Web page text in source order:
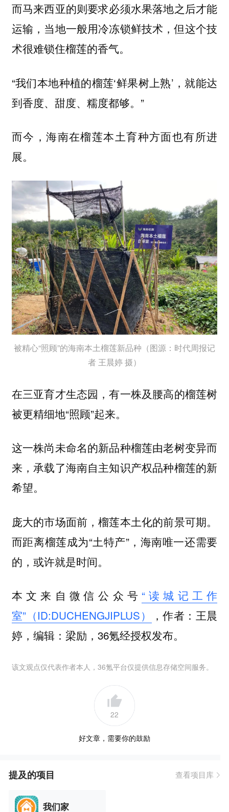
而马来西亚的则要求必须水果落地之后才能
运输，当地一般用冷冻锁鲜技术，但这个技
术很难锁住榴莲的香气。
“我们本地种植的榴莲‘鲜果树上熟’，就能达
到香度、甜度、糯度都够。”
而今，海南在榴莲本土育种方面也有所进
展。
被精心“照顾”的海南本土榴莲新品种（图源：时代周报记
者 王晨婷 摄）
在三亚育才生态园，有一株及腰高的榴莲树
被更精细地“照顾”起来。
这一株尚未命名的新品种榴莲由老树变异而
来，承载了海南自主知识产权品种榴莲的新
希望。
庞大的市场面前，榴莲本土化的前景可期。
而距离榴莲成为“土特产”，海南唯一还需要
的，或许就是时间。
本文来自微信公众号 “读城记工作
室”（ID:DUCHENGJIPLUS）
，作者：王晨
婷‍‍，编辑：梁励‍‍‍‍‍，36氪经授权发布。
该文观点仅代表作者本人，36氪平台仅提供信息存储空间服务。
22
好文章，需要你的鼓励
提及的项目 查看项目库
我们家